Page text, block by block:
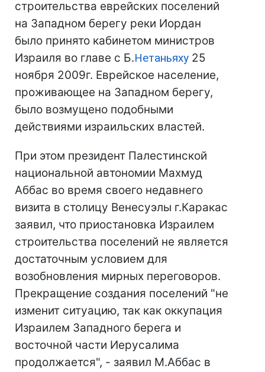
строительства еврейских поселений
на Западном берегу реки Иордан
было принято кабинетом министров
Израиля во главе с Б.Нетаньяху 25
ноября 2009г. Еврейское население,
проживающее на Западном берегу,
было возмущено подобными
действиями израильских властей.
При этом президент Палестинской
национальной автономии Махмуд
Аббас во время своего недавнего
визита в столицу Венесуэлы г.Каракас
заявил, что приостановка Израилем
строительства поселений не является
достаточным условием для
возобновления мирных переговоров.
Прекращение создания поселений "не
изменит ситуацию, так как оккупация
Израилем Западного берега и
восточной части Иерусалима
продолжается", - заявил М.Аббас в